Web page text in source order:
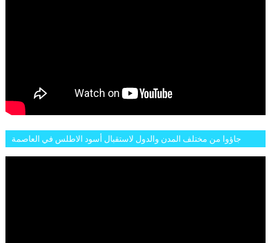
جاؤوا من مختلف المدن والدول لاستقبال أسود الاطلس في العاصمة
الرباط فكان عرسيا حقيقيا